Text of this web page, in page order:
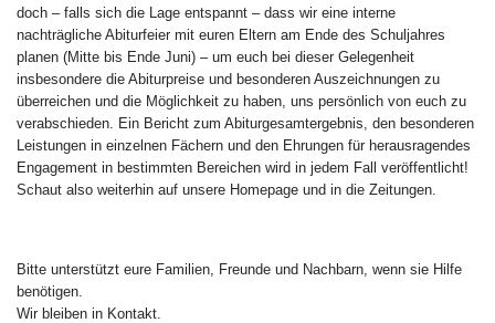
doch – falls sich die Lage entspannt – dass wir eine interne
nachträgliche Abiturfeier mit euren Eltern am Ende des Schuljahres
planen (Mitte bis Ende Juni) – um euch bei dieser Gelegenheit
insbesondere die Abiturpreise und besonderen Auszeichnungen zu
überreichen und die Möglichkeit zu haben, uns persönlich von euch zu
verabschieden. Ein Bericht zum Abiturgesamtergebnis, den besonderen
Leistungen in einzelnen Fächern und den Ehrungen für herausragendes
Engagement in bestimmten Bereichen wird in jedem Fall veröffentlicht!
Schaut also weiterhin auf unsere Homepage und in die Zeitungen.
Bitte unterstützt eure Familien, Freunde und Nachbarn, wenn sie Hilfe
benötigen.
Wir bleiben in Kontakt.